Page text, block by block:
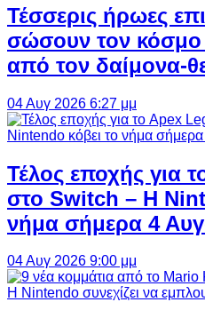
Τέσσερις ήρωες
σώσουν τον κόσμο
από τον δαίμονα-
04 Αυγ 2026 6:27 μμ
Τέλος εποχής για
στο Switch – Η
νήμα σήμερα 4
04 Αυγ 2026 9:00 μμ